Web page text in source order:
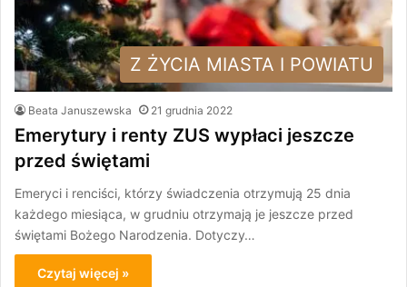
Z ŻYCIA MIASTA I POWIATU
Beata Januszewska 21 grudnia 2022
Emerytury i renty ZUS wypłaci jeszcze
przed świętami
Emeryci i renciści, którzy świadczenia otrzymują 25 dnia
każdego miesiąca, w grudniu otrzymają je jeszcze przed
świętami Bożego Narodzenia. Dotyczy…
Czytaj więcej »